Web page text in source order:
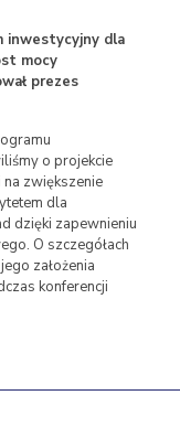
inwestycyjny dla
mocy
prezes
o projekcie
zwiększenie
dla
dzięki zapewnieniu
O szczegółach
założenia
konferencji